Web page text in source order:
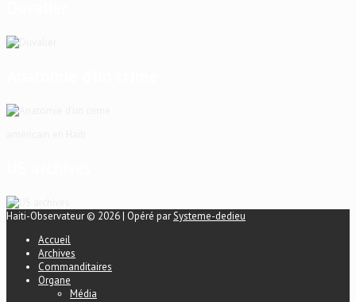
Haiti-Observateur © 2026 | Opéré parSysteme-dedieu
Accueil
Archives
Commanditaires
Organe
Média